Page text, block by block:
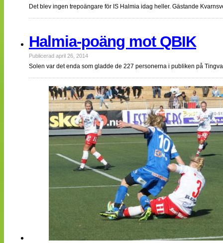
Det blev ingen trepoängare för IS Halmia idag heller. Gästande
Halmia-poäng mot QBIK
Publicerad april 26, 2014
Solen var det enda som gladde de 227 personerna i publiken på